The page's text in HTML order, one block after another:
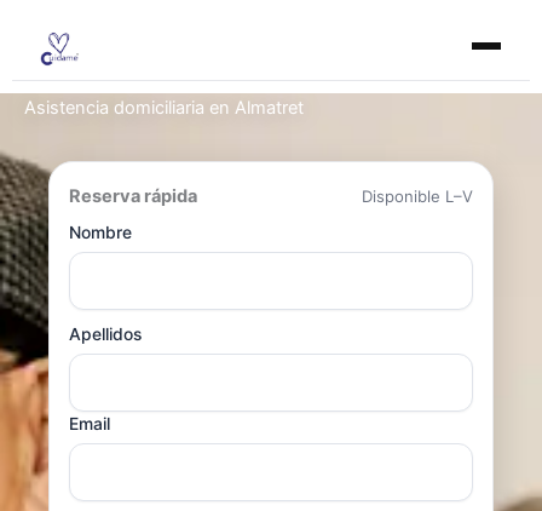
contenido
Asistencia domiciliaria en Almatret
Reserva rápida
Disponible L–V
Nombre
Apellidos
Email